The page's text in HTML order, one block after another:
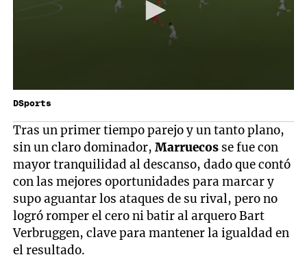
DSports
Tras un primer tiempo parejo y un tanto plano,
sin un claro dominador,Marruecos se fue con
mayor tranquilidad al descanso, dado que contó
con las mejores oportunidades para marcar y
supo aguantar los ataques de su rival, pero no
logró romper el cero ni batir al arquero Bart
Verbruggen, clave para mantener la igualdad en
el resultado.